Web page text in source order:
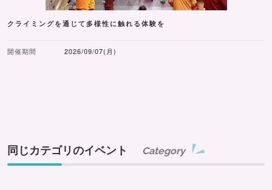
クライミングを通じて多様性に触れる体験を
開催期間 2026/09/07(月)
同じカテゴリのイベント Category